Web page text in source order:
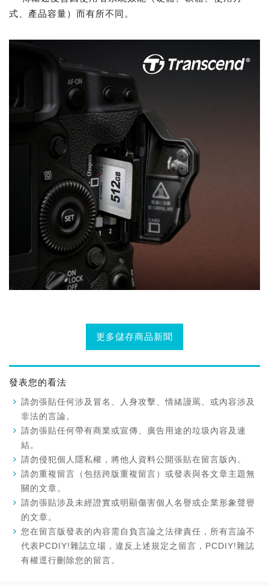
式、產品容量）而有所不同。
更多儲存商品新聞
發表您的看法
請勿張貼任何涉及冒名、人身攻擊、情緒謾罵、或內容涉及
非法的言論。
請勿張貼任何帶有商業或宣傳、廣告用途的垃圾內容及連
結。
請勿侵犯個人隱私權，將他人資料公開張貼在留言版內。
請勿重複留言（包括跨版重複留言）或發表與各文章主題無
關的文章。
請勿張貼涉及未經證實或明顯傷害個人名譽或企業形象聲譽
的文章。
您在留言版發表的內容需自負言論之法律責任，所有言論不
代表PCDIY!雜誌立場，違反上述規定之留言，PCDIY!雜誌
有權逕行刪除您的留言。